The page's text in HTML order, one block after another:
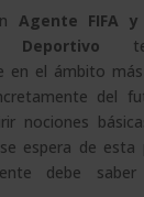
Agente FIFA
Deportivo te
en el ámbito
del
nociones
espera de esta
debe saber